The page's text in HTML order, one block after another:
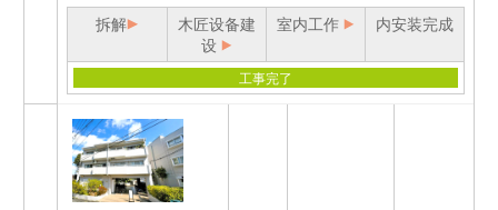
拆解
木匠设备建
设
室内工作 内安装完成
工事完了